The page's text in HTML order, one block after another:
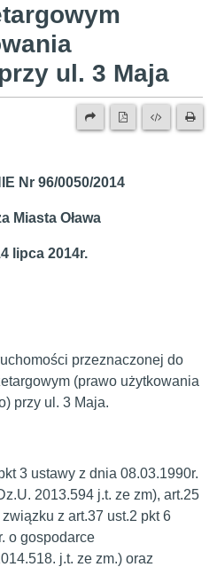
ul. 3 Maja
Nr 96/0050/2014
Miasta Oława
lipca 2014r.
przeznaczonej do
(prawo użytkowania
przy ul. 3 Maja.
3 ustawy z dnia 08.03.1990r.
2013.594 j.t. ze zm), art.25
z art.37 ust.2 pkt 6
o gospodarce
j.t. ze zm.) oraz